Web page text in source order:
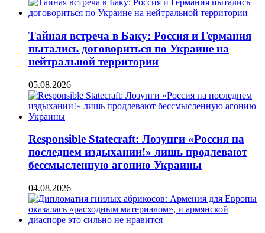
Тайная встреча в Баку: Россия и Германия
пытались договориться по Украине на
нейтральной территории
05.08.2026
Responsible Statecraft: Лозунги «Россия на
последнем издыхании!» лишь продлевают
бессмысленную агонию Украины
04.08.2026